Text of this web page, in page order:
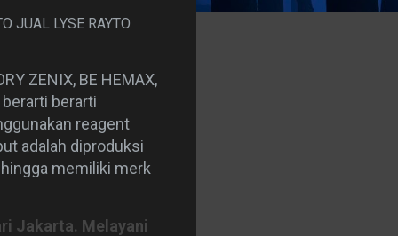
JUAL LYSE RAYTO
ZENIX, BE HEMAX,
berarti berarti
reagent
adalah diproduksi
memiliki merk
Jakarta. Melayani